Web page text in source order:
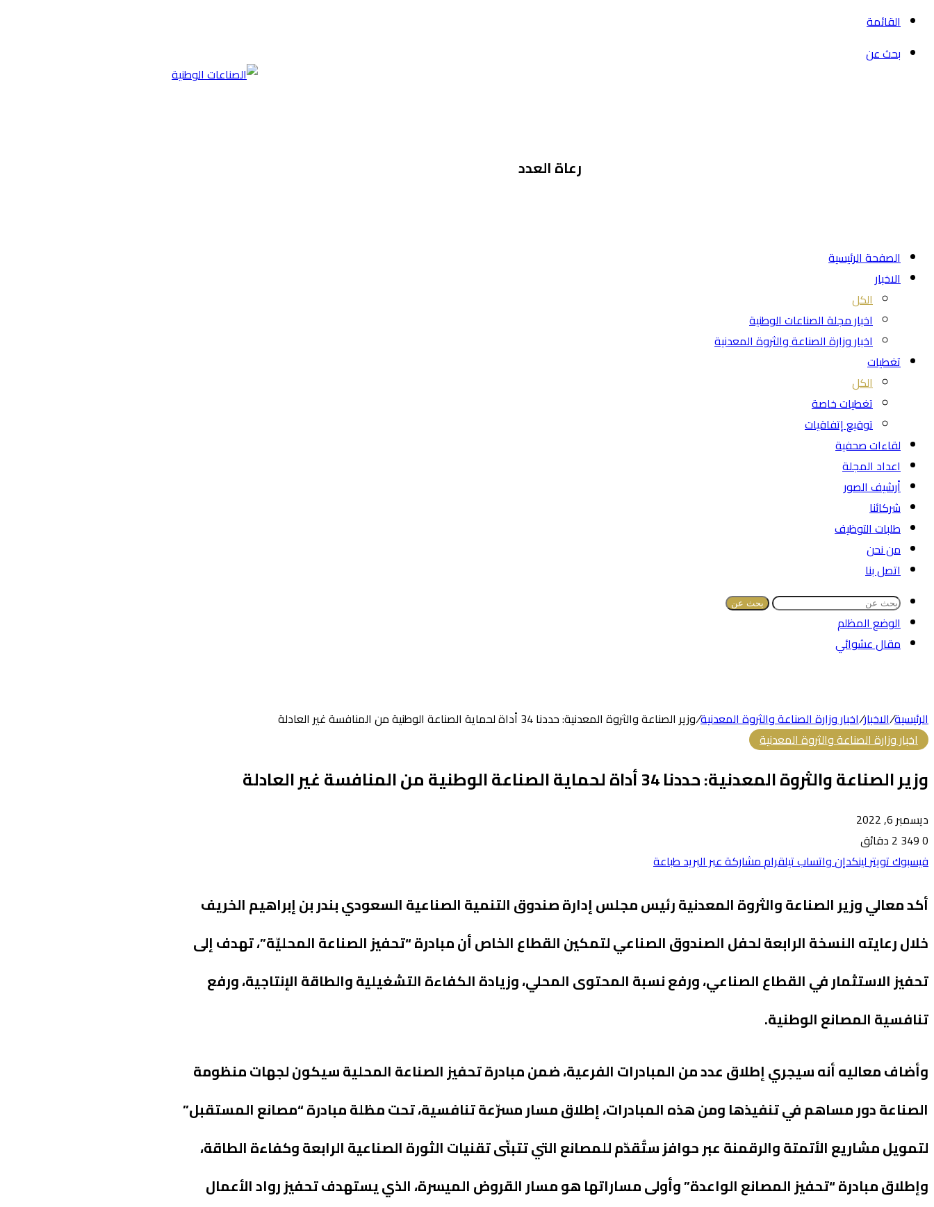
القائمة
بحث عن
رعاة العدد
الصفحة الرئيسية
الاخبار
الكل
اخبار مجلة الصناعات الوطنية
اخبار وزارة الصناعة والثروة المعدنية
تغطيات
الكل
تغطيات خاصة
توقيع إتفاقيات
لقاءات صحفية
اعداد المجلة
أرشيف الصور
شركائنا
طلبات التوظيف
من نحن
اتصل بنا
بحث عن
الوضع المظلم
مقال عشوائي
الرئيسية/الاخبار/اخبار وزارة الصناعة والثروة المعدنية/وزير الصناعة والثروة المعدنية: حددنا 34 أداة لحماية الصناعة الوطنية من المنافسة غير العادلة
اخبار وزارة الصناعة والثروة المعدنية
وزير الصناعة والثروة المعدنية: حددنا 34 أداة لحماية الصناعة الوطنية من المنافسة غير العادلة
ديسمبر 6, 2022
0
2 دقائق
فيسبوكتويترلينكدإنواتسابتيلقراممشاركة عبر البريدطباعة
أكد معالي وزير الصناعة والثروة المعدنية رئيس مجلس إدارة صندوق التنمية الصناعية السعودي بندر بن إبراهيم الخريف
خلال رعايته النسخة الرابعة لحفل الصندوق الصناعي لتمكين القطاع الخاص أن مبادرة “تحفيز الصناعة المحليّة”، تهدف إلى
تحفيز الاستثمار في القطاع الصناعي، ورفع نسبة المحتوى المحلي، وزيادة الكفاءة التشغيلية والطاقة الإنتاجية، ورفع
تنافسية المصانع الوطنية.
وأضاف معاليه أنه سيجري إطلاق عدد من المبادرات الفرعية، ضمن مبادرة تحفيز الصناعة المحلية سيكون لجهات منظومة
الصناعة دور مساهم في تنفيذها ومن هذه المبادرات، إطلاق مسار مسرّعة تنافسية، تحت مظلة مبادرة “مصانع المستقبل”
لتمويل مشاريع الأتمتة والرقمنة عبر حوافز ستُقدّم للمصانع التي تتبنّى تقنيات الثورة الصناعية الرابعة وكفاءة الطاقة،
وإطلاق مبادرة “تحفيز المصانع الواعدة” وأولى مساراتها هو مسار القروض الميسرة، الذي يستهدف تحفيز رواد الأعمال